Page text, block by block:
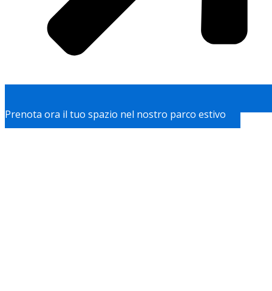
Prenota ora il tuo spazio nel nostro parco estivo